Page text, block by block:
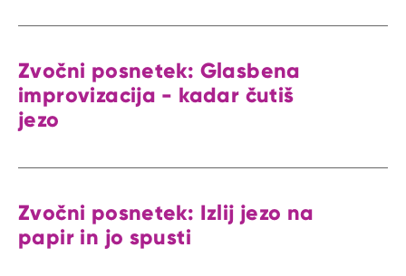
Zvočni posnetek: Glasbena
improvizacija - kadar čutiš
jezo
Zvočni posnetek: Izlij jezo na
papir in jo spusti